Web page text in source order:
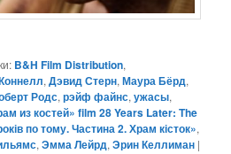
B&H Film Distribution,
,Дэвид Стерн,Маура Бёрд,
Родс,рэйф файнс,ужасы,
из костей» film 28 Years Later: The
по тому. Частина 2. Храм кісток»,
,Эмма Лейрд,Эрин Келлиман |